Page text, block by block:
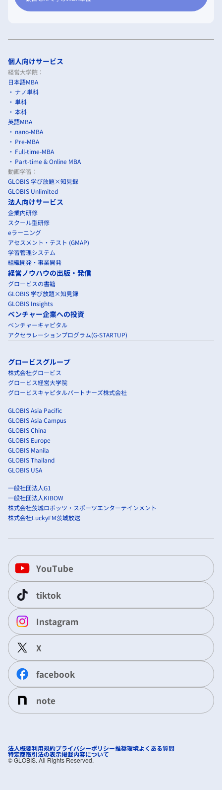
個人向けサービス
経営大学院：
日本語MBA
ナノ単科
単科
本科
英語MBA
nano-MBA
Pre-MBA
Full-time-MBA
Part-time & Online MBA
動画学習：
GLOBIS 学び放題×知見録
GLOBIS Unlimited
法人向けサービス
企業内研修
スクール型研修
eラーニング
アセスメント・テスト (GMAP)
学習管理システム
組織開発・事業開発
経営ノウハウの出版・発信
グロービスの書籍
GLOBIS 学び放題×知見録
GLOBIS Insights
ベンチャー企業への投資
ベンチャーキャピタル
アクセラレーションプログラム(G-STARTUP)
グロービスグループ
株式会社グロービス
グロービス経営大学院
グロービスキャピタルパートナーズ株式会社
GLOBIS Asia Pacific
GLOBIS Asia Campus
GLOBIS China
GLOBIS Europe
GLOBIS Manila
GLOBIS Thailand
GLOBIS USA
一般社団法人G1
一般社団法人KIBOW
株式会社茨城ロボッツ・スポーツエンターテインメント
株式会社LuckyFM茨城放送
YouTube
tiktok
Instagram
X
facebook
note
法人概要利用規約プライバシーポリシー推奨環境よくある質問
特定商取引法の表示掲載内容について
©︎ GLOBIS. All Rights Reserved.